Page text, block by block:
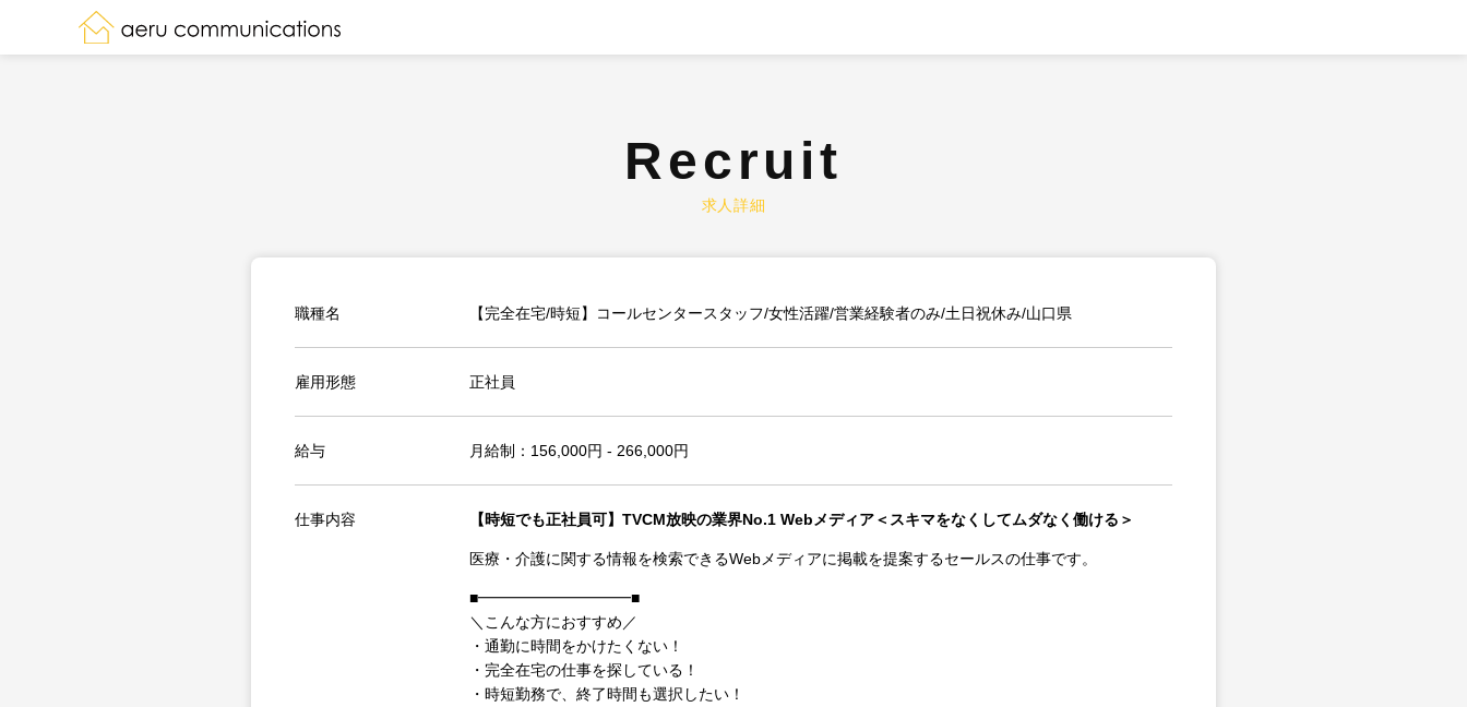
Recruit
求人詳細
職種名 【完全在宅/時短】コールセンタースタッフ/女性活躍/営業経験者のみ/土日祝休み/山口県
雇用形態 正社員
給与 月給制：156,000円 - 266,000円
仕事内容 【時短でも正社員可】TVCM放映の業界No.1 Webメディア＜スキマをなくしてムダなく働ける＞
医療・介護に関する情報を検索できるWebメディアに掲載を提案するセールスの仕事です。
■━━━━━━━━━━■
＼こんな方におすすめ／
・通勤に時間をかけたくない！
・完全在宅の仕事を探している！
・時短勤務で、終了時間も選択したい！